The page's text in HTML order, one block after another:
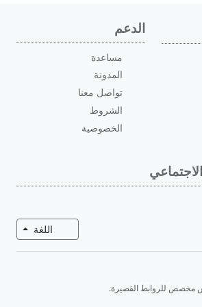
الدعم
مساعدة
المدونة
تواصل معنا
الشروط
الخصوصية
تبديل
مخصص للروابط القصيرة.